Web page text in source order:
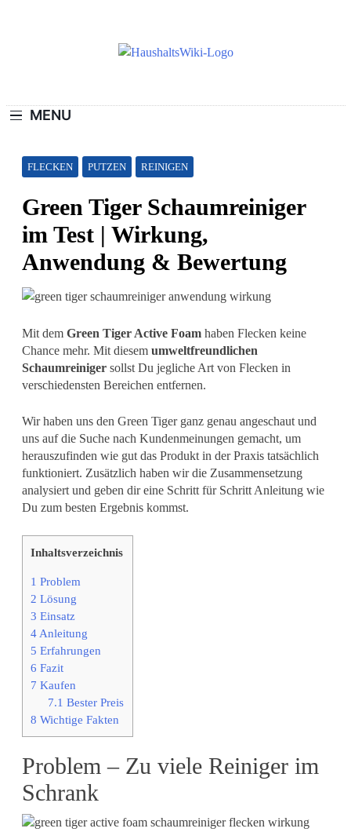
MENU
FLECKEN PUTZEN REINIGEN
Green Tiger Schaumreiniger
im Test | Wirkung,
Anwendung & Bewertung
Mit dem Green Tiger Active Foamhaben Flecken keine
Chance mehr. Mit diesem umweltfreundlichen
Schaumreinigersollst Du jegliche Art von Flecken in
verschiedensten Bereichen entfernen.
Wir haben uns den Green Tiger ganz genau angeschaut und
uns auf die Suche nach Kundenmeinungen gemacht, um
herauszufinden wie gut das Produkt in der Praxis tatsächlich
funktioniert. Zusätzlich haben wir die Zusammensetzung
analysiert und geben dir eine Schritt für Schritt Anleitung wie
Du zum besten Ergebnis kommst.
Inhaltsverzeichnis
1 Problem
2 Lösung
3 Einsatz
4 Anleitung
5 Erfahrungen
6 Fazit
7 Kaufen
7.1 Bester Preis
8 Wichtige Fakten
Problem – Zu viele Reiniger im
Schrank